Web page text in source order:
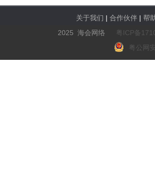
关于我们 | 合作伙伴 | 帮
2025 海会网络
粤ICP备
粤公网